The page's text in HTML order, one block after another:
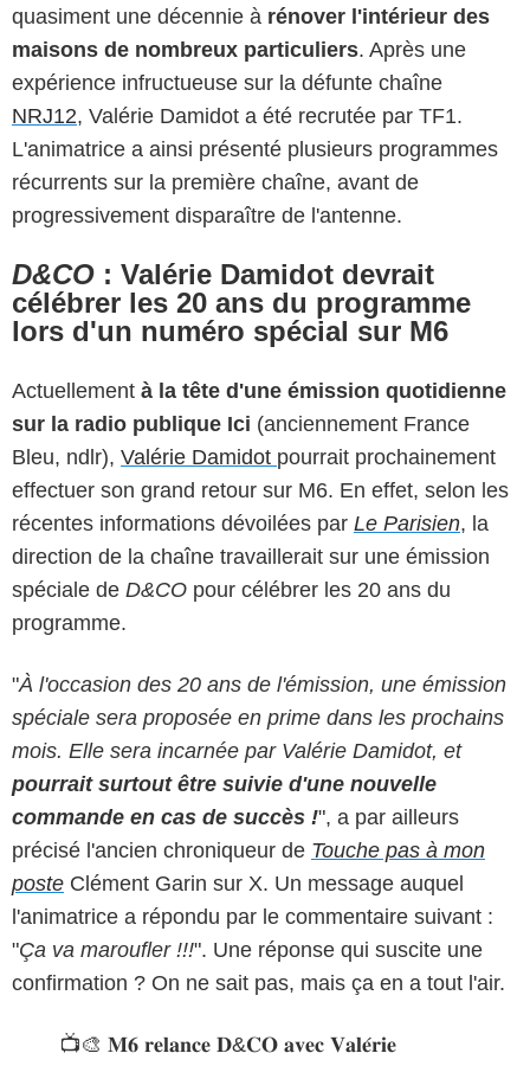
quasiment une décennie à rénover l'intérieur des
maisons de nombreux particuliers. Après une
expérience infructueuse sur la défunte chaîne
NRJ12, Valérie Damidot a été recrutée par TF1.
L'animatrice a ainsi présenté plusieurs programmes
récurrents sur la première chaîne, avant de
progressivement disparaître de l'antenne.
D&CO : Valérie Damidot devrait
célébrer les 20 ans du programme
lors d'un numéro spécial sur M6
Actuellement à la tête d'une émission quotidienne
sur la radio publique Ici (anciennement France
Bleu, ndlr), Valérie Damidot pourrait prochainement
effectuer son grand retour sur M6. En effet, selon les
récentes informations dévoilées par Le Parisien, la
direction de la chaîne travaillerait sur une émission
spéciale de D&CO pour célébrer les 20 ans du
programme.
"À l'occasion des 20 ans de l'émission, une émission
spéciale sera proposée en prime dans les prochains
mois. Elle sera incarnée par Valérie Damidot, et
pourrait surtout être suivie d'une nouvelle
commande en cas de succès !", a par ailleurs
précisé l'ancien chroniqueur de Touche pas à mon
poste Clément Garin sur X. Un message auquel
l'animatrice a répondu par le commentaire suivant :
"Ça va maroufler !!!". Une réponse qui suscite une
confirmation ? On ne sait pas, mais ça en a tout l'air.
📺🎨 𝐌𝟔 𝐫𝐞𝐥𝐚𝐧𝐜𝐞 𝐃&𝐂𝐎 𝐚𝐯𝐞𝐜 𝐕𝐚𝐥𝐞́𝐫𝐢𝐞